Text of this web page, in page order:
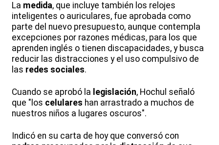
La medida, que incluye también los relojes
inteligentes o auriculares, fue aprobada como
parte del nuevo presupuesto, aunque contempla
excepciones por razones médicas, para los que
aprenden inglés o tienen discapacidades, y busca
reducir las distracciones y el uso compulsivo de
las redes sociales.
Cuando se aprobó la legislación, Hochul señaló
que "los celulares han arrastrado a muchos de
nuestros niños a lugares oscuros".
Indicó en su carta de hoy que conversó con